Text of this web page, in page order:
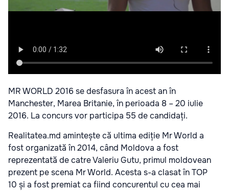
MR WORLD 2016 se desfasura în acest an în
Manchester, Marea Britanie, în perioada 8 – 20 iulie
2016. La concurs vor participa 55 de candidați.
Realitatea.md amintește că ultima ediție Mr World a
fost organizată în 2014, când Moldova a fost
reprezentată de catre Valeriu Gutu, primul moldovean
prezent pe scena Mr World. Acesta s-a clasat în TOP
10 și a fost premiat ca fiind concurentul cu cea mai